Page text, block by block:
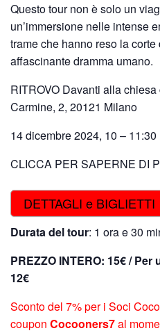
Questo tour non è solo un
un’immersione nelle intense
trame che hanno reso la
affascinante dramma umano.
RITROVO Davanti alla
Carmine, 2, 20121 Milano
14 dicembre 2024, 10 – 11:30
CLICCA PER SAPERNE DI
DETTAGLI e BIGLIETTI
Durata del tour: 1 ora e 30
PREZZO INTERO: 15€ / Per
12€
Sconto del 7% per i Soci
coupon Cocooners7al